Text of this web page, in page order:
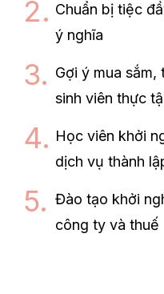
Chuẩn bị tiệc
ý nghĩa
Gợi ý mua
sinh viên thực
Học viên khởi
dịch vụ thành
Đào tạo khởi
công ty và thuế